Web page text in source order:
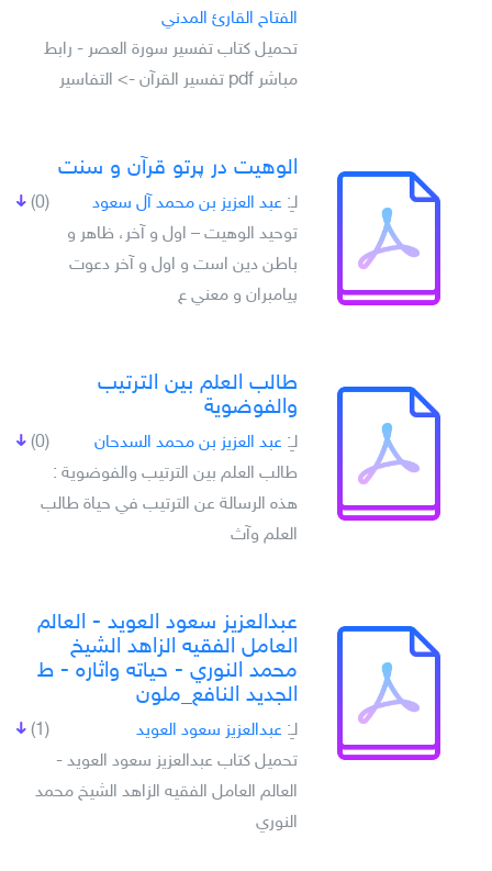
الفتاح القارئ المدني
تحميل كتاب تفسير سورة العصر - رابط
مباشر pdf تفسير القرآن -> التفاسير
الوهيت در پرتو قرآن و سنت
(0) لـِ: عبد العزيز بن محمد آل سعود
توحيد الوهيت – اول و آخر، ظاهر و
باطن دين است و اول و آخر دعوت
پيامبران و معني ع
طالب العلم بين الترتيب
والفوضوية
(0) لـِ: عبد العزيز بن محمد السدحان
طالب العلم بين الترتيب والفوضوية :
هذه الرسالة عن الترتيب في حياة طالب
العلم وآث
عبدالعزيز سعود العويد - العالم
العامل الفقيه الزاهد الشيخ
محمد النوري - حياته واثاره - ط
الجديد النافع_ملون
(1) لـِ: عبدالعزيز سعود العويد
تحميل كتاب عبدالعزيز سعود العويد -
العالم العامل الفقيه الزاهد الشيخ محمد
النوري